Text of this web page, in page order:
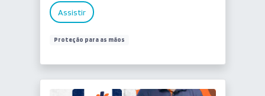
Assistir
Proteção para as mãos